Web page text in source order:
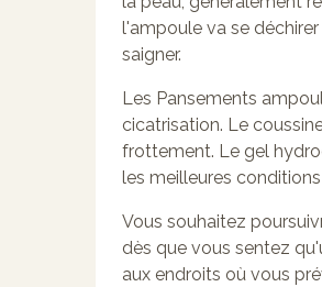
l'ampoule va se
saigner.
Les Pansements
cicatrisation. Le
frottement. Le gel
les meilleures
Vous souhaitez
dès que vous sentez
aux endroits où vous